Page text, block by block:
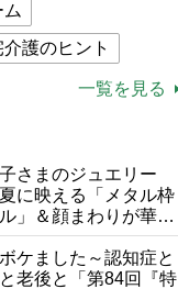
護のヒント
介護食
ネジャー
ん
バイバル術
便利なサービス
一覧を見る
子さまのジュエリー
に映える「メタル枠
」＆顔まわりが華や
れる一粒」の使い分
ケました～認知症と
老後と「第84回『特